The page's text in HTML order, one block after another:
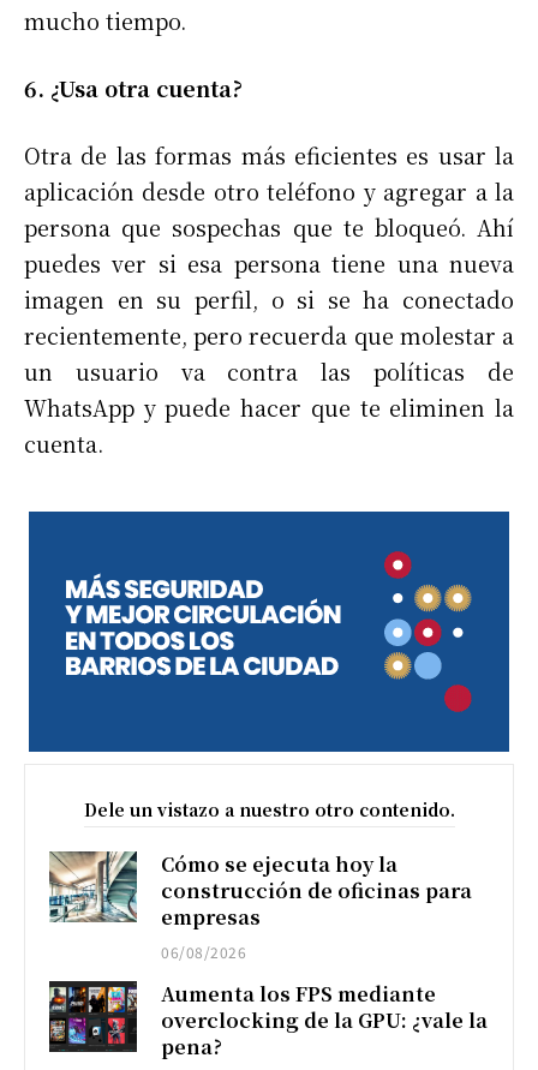
mucho tiempo.
6. ¿Usa otra cuenta?
Otra de las formas más eficientes es usar la
aplicación desde otro teléfono y agregar a la
persona que sospechas que te bloqueó. Ahí
puedes ver si esa persona tiene una nueva
imagen en su perfil, o si se ha conectado
recientemente, pero recuerda que molestar a
un usuario va contra las políticas de
WhatsApp y puede hacer que te eliminen la
cuenta.
Dele un vistazo a nuestro otro contenido.
Cómo se ejecuta hoy la
construcción de oficinas para
empresas
06/08/2026
Aumenta los FPS mediante
overclocking de la GPU: ¿vale la
pena?